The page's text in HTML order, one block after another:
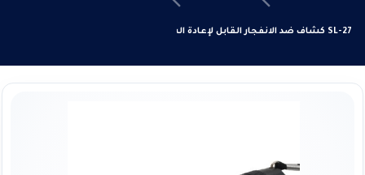
SL-27 كشاف ضد الانفجار القابل لإعادة الشحن